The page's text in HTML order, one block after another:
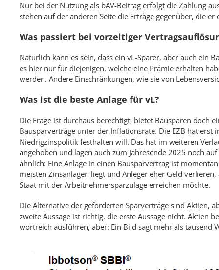
Nur bei der Nutzung als bAV-Beitrag erfolgt die Zahlung
stehen auf der anderen Seite die Erträge gegenüber, die
Was passiert bei vorzeitiger
Natürlich kann es sein, dass ein vL-Sparer, aber auch ein
es hier nur für diejenigen, welche eine Prämie erhalten
werden. Andere Einschränkungen, wie sie von
Was ist die beste Anlage für vL?
Die Frage ist durchaus berechtigt, bietet Bausparen doch
Bausparverträge unter der Inflationsrate. Die EZB hat
Niedrigzinspolitik festhalten will. Das hat im weiteren
angehoben und lagen auch zum Jahresende 2025 noch
ähnlich: Eine Anlage in einen Bausparvertrag ist
meisten Zinsanlagen liegt und Anleger eher Geld
Staat mit der Arbeitnehmersparzulage erreichen möchte.
Die Alternative der geförderten Sparverträge sind Aktien,
zweite Aussage ist richtig, die erste Aussage nicht. Aktien
wortreich ausführen, aber: Ein Bild sagt mehr als tausend